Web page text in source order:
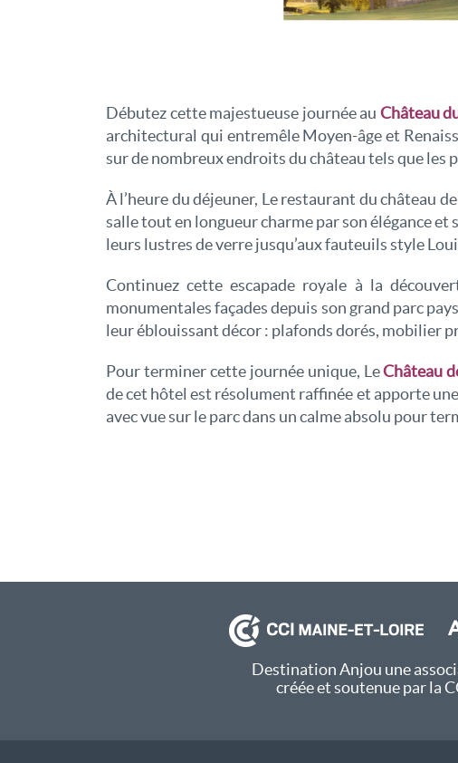
Débutez cette majestueuse journée au Château
architectural qui entremêle Moyen-âge et
sur de nombreux endroits du château tels que les
À l’heure du déjeuner, Le restaurant du château
salle tout en longueur charme par son élégance
leurs lustres de verre jusqu’aux fauteuils style
Continuez cette escapade royale à la
monumentales façades depuis son grand parc
leur éblouissant décor : plafonds dorés, mobilier
Pour terminer cette journée unique, LeChâteau
de cet hôtel est résolument raffinée et apporte
avec vue sur le parc dans un calme absolu pour
Destination Anjou une
créée et soutenue par la